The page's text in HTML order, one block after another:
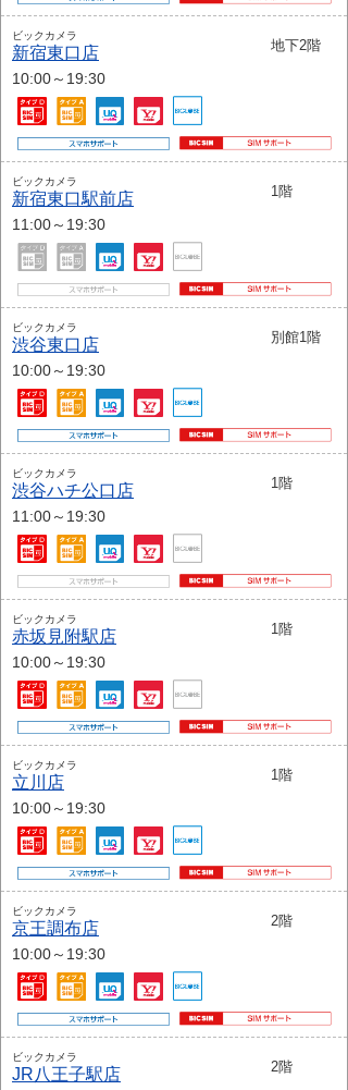
ビックカメラ
新宿東口店 地下2階
10:00～19:30
ビックカメラ
新宿東口駅前店 1階
11:00～19:30
ビックカメラ
渋谷東口店 別館1階
10:00～19:30
ビックカメラ
渋谷ハチ公口店 1階
11:00～19:30
ビックカメラ
赤坂見附駅店 1階
10:00～19:30
ビックカメラ
立川店 1階
10:00～19:30
ビックカメラ
京王調布店 2階
10:00～19:30
ビックカメラ
JR八王子駅店 2階